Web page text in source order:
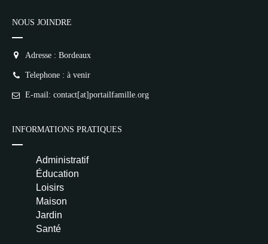
NOUS JOINDRE
Adresse : Bordeaux
Telephone : à venir
E-mail: contact[at]portailfamille.org
INFORMATIONS PRATIQUES
Administratif
Éducation
Loisirs
Maison
Jardin
Santé